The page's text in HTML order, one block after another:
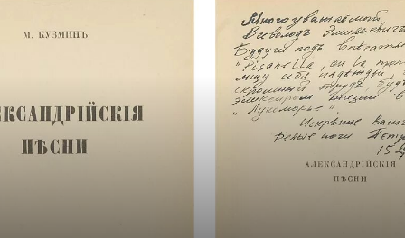
Достоевского в жизни было два главных
разочарования: он разочаровался в идеях
революционных, фурьеристских, левых, но под
конец он разочаровался в государственности.
Поэтому этот старец, который у него там…